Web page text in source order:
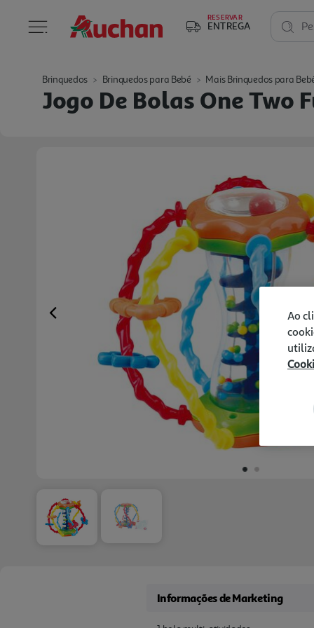
RESERVAR
ENTREGA
Brinquedos Brinquedos para Bebé Mais Brinquedos para
Jogo De Bolas One Two
Previous
Informações de Marketing
Ao